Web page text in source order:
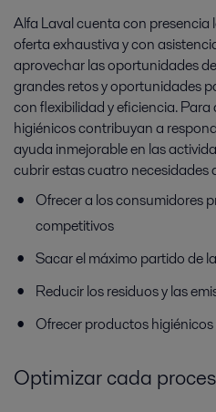
Alfa Laval cuenta con
oferta exhaustiva y con
aprovechar las oportunidades
grandes retos y oportunidades
con flexibilidad y eficiencia.
higiénicos contribuyan a
ayuda inmejorable en las
cubrir estas cuatro necesidades
Ofrecer a los consumidores
competitivos
Sacar el máximo partido de
Reducir los residuos y las
Ofrecer productos higiénicos
Optimizar cada